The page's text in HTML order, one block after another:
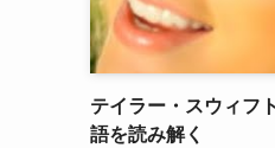
テイラー・スウィフ
語を読み解く